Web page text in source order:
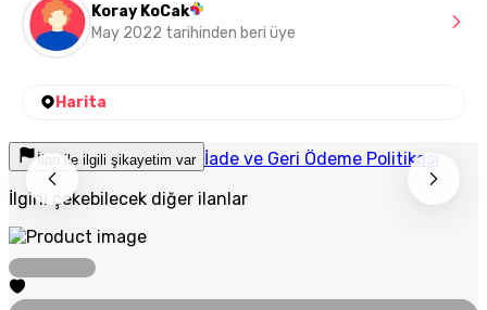
Koray KoCak
May 2022 tarihinden beri üye
Harita
İlan ile ilgili şikayetim var İade ve Geri Ödeme Politikası
İlgini çekebilecek diğer ilanlar